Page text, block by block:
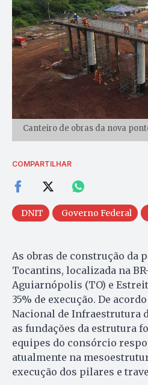
Canteiro de obras da nova
COMPARTILHAR
DNIT Governo Federal
As obras de construção da
Tocantins, localizada na
Aguiarnópolis (TO) e
35% de execução. De
Nacional de Infraestrutura
as fundações da estrutura
equipes do consórcio
atualmente na
execução dos pilares e